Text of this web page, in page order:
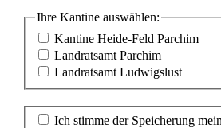
Ihre Kantine auswählen:
Kantine Heide-Feld Parchim
Landratsamt Parchim
Landratsamt Ludwigslust
Ich stimme der Speicherung